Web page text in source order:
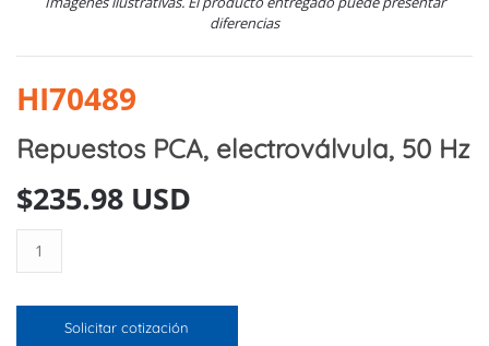
diferencias
HI70489
Repuestos PCA, electroválvula, 50 Hz
$235.98 USD
PCA,
50
Solicitar cotización